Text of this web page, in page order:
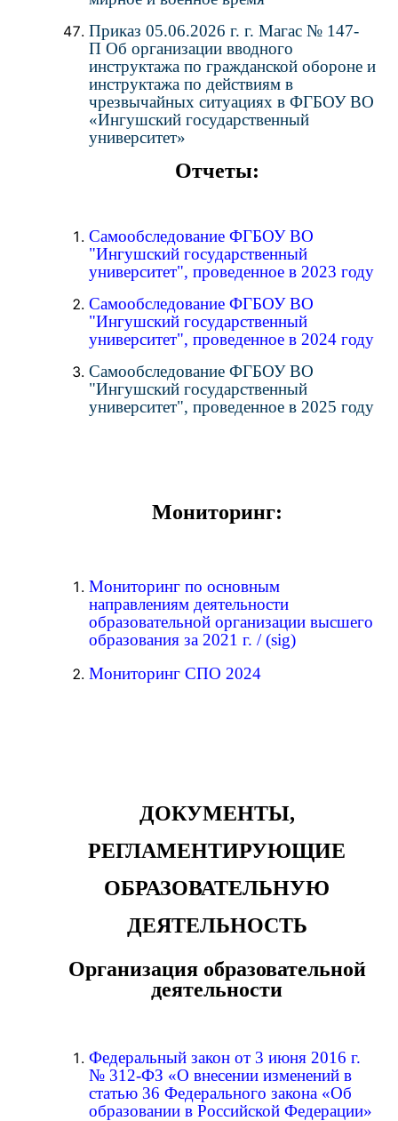
Приказ 05.06.2026 г. г. Магас № 147-
П Об организации вводного
инструктажа по гражданской обороне и
инструктажа по действиям в
чрезвычайных ситуациях в ФГБОУ ВО
«Ингушский государственный
университет»
Отчеты:
Самообследование ФГБОУ ВО
"Ингушский государственный
университет", проведенное в 2023 году
Самообследование ФГБОУ ВО
"Ингушский государственный
университет", проведенное в 2024 году
Самообследование ФГБОУ ВО
"Ингушский государственный
университет", проведенное в 2025 году
Мониторинг:
Мониторинг по основным
направлениям деятельности
образовательной организации высшего
образования за 2021 г. /(sig)
Мониторинг СПО 2024
ДОКУМЕНТЫ,
РЕГЛАМЕНТИРУЮЩИЕ
ОБРАЗОВАТЕЛЬНУЮ
ДЕЯТЕЛЬНОСТЬ
Организация образовательной
деятельности
Федеральный закон от 3 июня 2016 г.
№ 312-ФЗ «О внесении изменений в
статью 36 Федерального закона «Об
образовании в Российской Федерации»